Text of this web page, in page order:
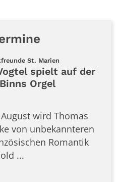
St. Marien
spielt auf der
Orgel
wird Thomas
von unbekannteren
Romantik
...